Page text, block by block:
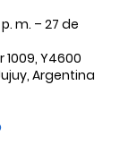
m. – 27 de
1009, Y4600
Argentina